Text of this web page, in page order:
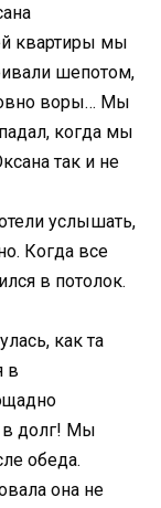
квартиры мы
шепотом,
воры… Мы
когда мы
так и не
услышать,
Когда все
в потолок.
как та
в
в долг! Мы
обеда.
она не